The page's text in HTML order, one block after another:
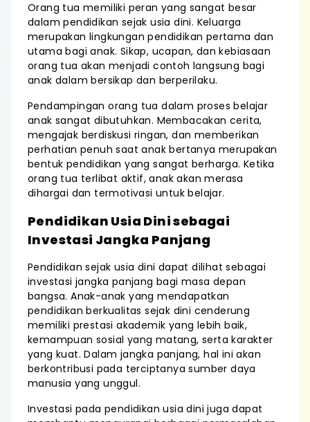
Orang tua memiliki peran yang sangat besar
dalam pendidikan sejak usia dini. Keluarga
merupakan lingkungan pendidikan pertama dan
utama bagi anak. Sikap, ucapan, dan kebiasaan
orang tua akan menjadi contoh langsung bagi
anak dalam bersikap dan berperilaku.
Pendampingan orang tua dalam proses belajar
anak sangat dibutuhkan. Membacakan cerita,
mengajak berdiskusi ringan, dan memberikan
perhatian penuh saat anak bertanya merupakan
bentuk pendidikan yang sangat berharga. Ketika
orang tua terlibat aktif, anak akan merasa
dihargai dan termotivasi untuk belajar.
Pendidikan Usia Dini sebagai
Investasi Jangka Panjang
Pendidikan sejak usia dini dapat dilihat sebagai
investasi jangka panjang bagi masa depan
bangsa. Anak-anak yang mendapatkan
pendidikan berkualitas sejak dini cenderung
memiliki prestasi akademik yang lebih baik,
kemampuan sosial yang matang, serta karakter
yang kuat. Dalam jangka panjang, hal ini akan
berkontribusi pada terciptanya sumber daya
manusia yang unggul.
Investasi pada pendidikan usia dini juga dapat